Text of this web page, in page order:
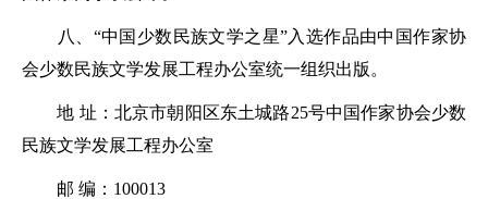
八、“中国少数民族文学之星”入选作品由中国作家协
会少数民族文学发展工程办公室统一组织出版。
地 址：北京市朝阳区东土城路25号中国作家协会少数
民族文学发展工程办公室
邮 编：100013